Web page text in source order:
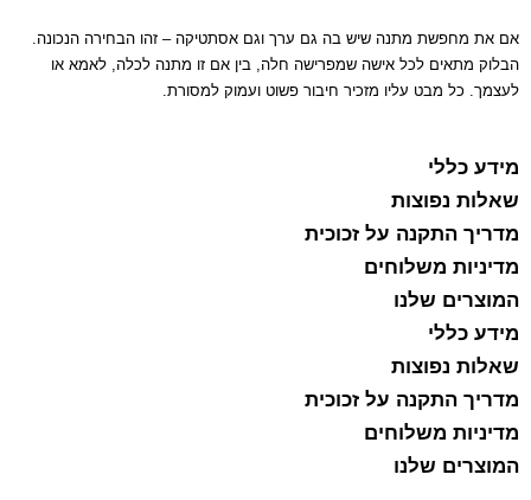
אם את מחפשת מתנה שיש בה גם ערך וגם אסתטיקה – זהו הבחירה הנכונה.
הבלוק מתאים לכל אישה שמפרישה חלה, בין אם זו מתנה לכלה, לאמא או
לעצמך. כל מבט עליו מזכיר חיבור פשוט ועמוק למסורת.
מידע כללי
שאלות נפוצות
מדריך התקנה על זכוכית
מדיניות משלוחים
המוצרים שלנו
מידע כללי
שאלות נפוצות
מדריך התקנה על זכוכית
מדיניות משלוחים
המוצרים שלנו